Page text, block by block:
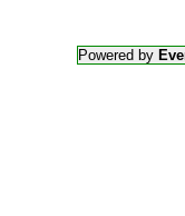
Powered by